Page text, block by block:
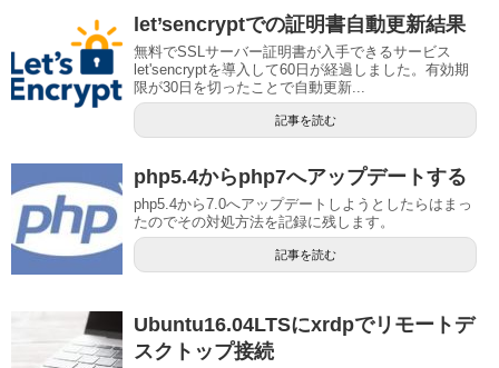
let’sencryptでの証明書自動更新結果
無料でSSLサーバー証明書が入手できるサービス
let'sencryptを導入して60日が経過しました。有効期
限が30日を切ったことで自動更新...
記事を読む
php5.4からphp7へアップデートする
php5.4から7.0へアップデートしようとしたらはまっ
たのでその対処方法を記録に残します。
記事を読む
Ubuntu16.04LTSにxrdpでリモートデ
スクトップ接続